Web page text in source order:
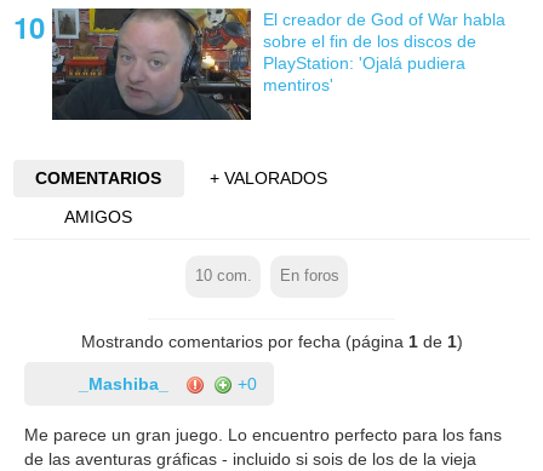
El creador de God of War habla
sobre el fin de los discos de
PlayStation: 'Ojalá pudiera
mentiros'
COMENTARIOS
+ VALORADOS
AMIGOS
10com. En foros
Mostrando comentarios por fecha (página 1de 1)
_Mashiba_ +0
Me parece un gran juego. Lo encuentro perfecto para los fans
de las aventuras gráficas - incluido si sois de los de la vieja